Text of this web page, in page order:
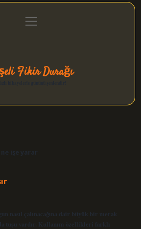
Gizlilik Politikası
menüyü
aç
Fikir Durağı
işe yarar
nasıl çalınacağına dair büyük bir merak
tuşu vardır. Kullanım özellikleri farklı